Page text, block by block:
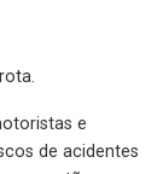
e
de acidentes